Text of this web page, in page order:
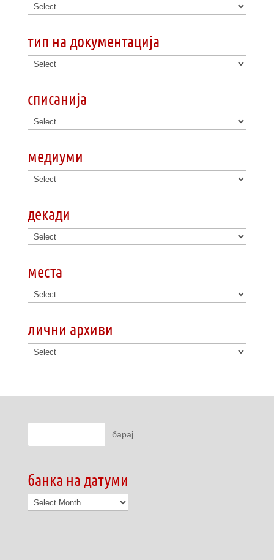
тип на документација
списанија
медиуми
декади
места
лични архиви
банка на датуми
банка
на